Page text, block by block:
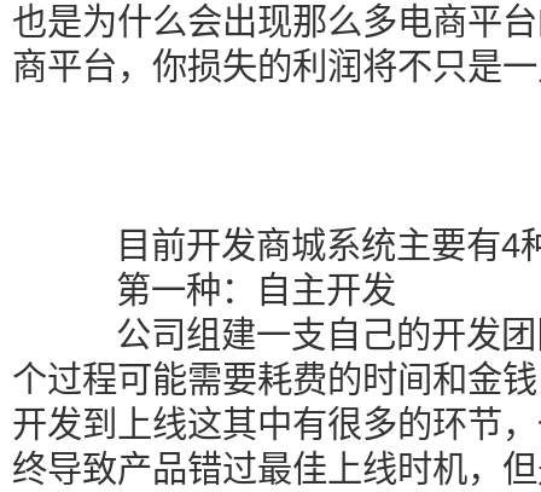
也是为什么会出现那么多电商平
商平台，你损失的利润将不只是
目前开发商城系统主要有4
第一种：自主开发
公司组建一支自己的开发团
个过程可能需要耗费的时间和金
开发到上线这其中有很多的环节
终导致产品错过最佳上线时机，